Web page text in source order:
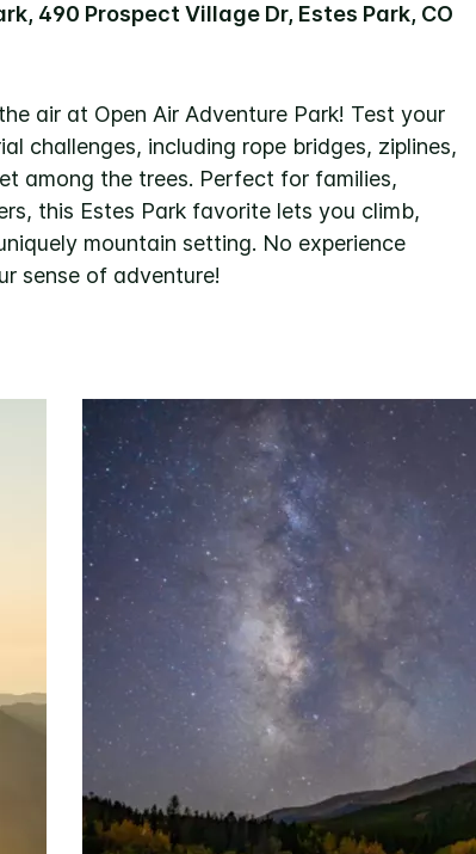
490 Prospect Village Dr, Estes Park, CO
air at Open Air Adventure Park! Test your
challenges, including rope bridges, ziplines,
among the trees. Perfect for families,
this Estes Park favorite lets you climb,
mountain setting. No experience
sense of adventure!